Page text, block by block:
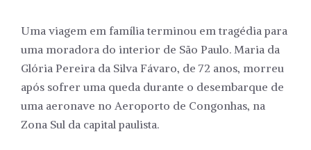
Uma viagem em família terminou em tragédia para
uma moradora do interior de São Paulo. Maria da
Glória Pereira da Silva Fávaro, de 72 anos, morreu
após sofrer uma queda durante o desembarque de
uma aeronave no Aeroporto de Congonhas, na
Zona Sul da capital paulista.